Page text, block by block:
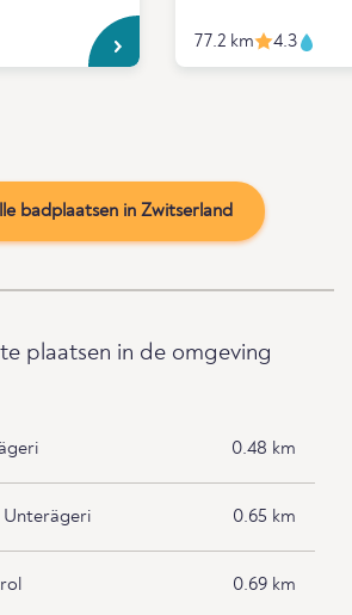
77.2 km 4.3
badplaatsen in Zwitserland
plaatsen in de omgeving
0.48 km
0.65 km
0.69 km